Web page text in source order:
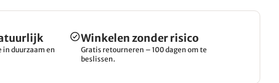
in duurzaam en
Winkelen zonder risico
Gratis retourneren – 100 dagen om te
beslissen.